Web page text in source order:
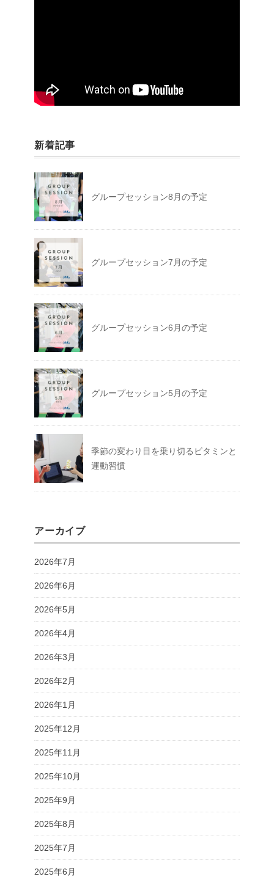
新着記事
グループセッション8月の予定
グループセッション7月の予定
グループセッション6月の予定
グループセッション5月の予定
季節の変わり目を乗り切るビタミンと
運動習慣
アーカイブ
2026年7月
2026年6月
2026年5月
2026年4月
2026年3月
2026年2月
2026年1月
2025年12月
2025年11月
2025年10月
2025年9月
2025年8月
2025年7月
2025年6月